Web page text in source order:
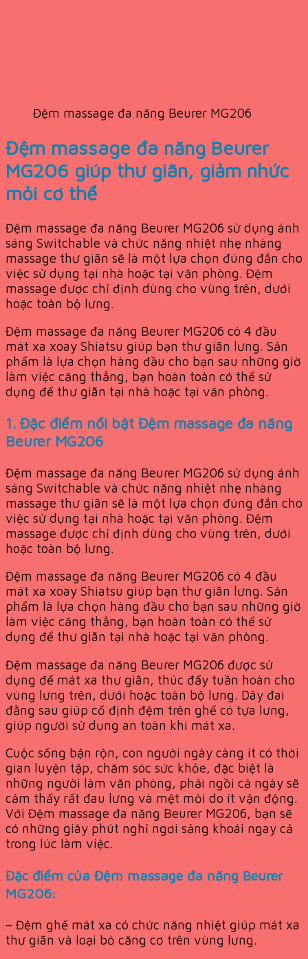
Đệm massage đa năng Beurer MG206
Đệm massage đa năng Beurer
MG206 giúp thư giãn, giảm nhức
mỏi cơ thể
Đệm massage đa năng Beurer MG206 sử dụng ánh
sáng Switchable và chức năng nhiệt nhẹ nhàng
massage thư giãn sẽ là một lựa chọn đúng đắn cho
việc sử dụng tại nhà hoặc tại văn phòng. Đệm
massage được chỉ định dùng cho vùng trên, dưới
hoặc toàn bộ lưng.
Đệm massage đa năng Beurer MG206 có 4 đầu
mát xa xoay Shiatsu giúp bạn thư giãn lưng. Sản
phẩm là lựa chọn hàng đầu cho bạn sau những giờ
làm việc căng thẳng, bạn hoàn toàn có thể sử
dụng để thư giãn tại nhà hoặc tại văn phòng.
1. Đặc điểm nổi bật Đệm massage đa năng
Beurer MG206
Đệm massage đa năng Beurer MG206 sử dụng ánh
sáng Switchable và chức năng nhiệt nhẹ nhàng
massage thư giãn sẽ là một lựa chọn đúng đắn cho
việc sử dụng tại nhà hoặc tại văn phòng. Đệm
massage được chỉ định dùng cho vùng trên, dưới
hoặc toàn bộ lưng.
Đệm massage đa năng Beurer MG206 có 4 đầu
mát xa xoay Shiatsu giúp bạn thư giãn lưng. Sản
phẩm là lựa chọn hàng đầu cho bạn sau những giờ
làm việc căng thẳng, bạn hoàn toàn có thể sử
dụng để thư giãn tại nhà hoặc tại văn phòng.
Đệm massage đa năng Beurer MG206 được sử
dụng để mát xa thư giãn, thúc đẩy tuần hoàn cho
vùng lưng trên, dưới hoặc toàn bộ lưng. Dây đai
đằng sau giúp cố định đệm trên ghế có tựa lưng,
giúp người sử dụng an toàn khi mát xa.
Cuộc sống bận rộn, con người ngày càng ít có thời
gian luyện tập, chăm sóc sức khỏe, đặc biệt là
những người làm văn phòng, phải ngồi cả ngày sẽ
cảm thấy rất đau lưng và mệt mỏi do ít vận động.
Với Đệm massage đa năng Beurer MG206, bạn sẽ
có những giây phút nghỉ ngơi sảng khoái ngay cả
trong lúc làm việc.
Đặc điểm của Đệm massage đa năng Beurer
MG206:
– Đệm ghế mát xa có chức năng nhiệt giúp mát xa
thư giãn và loại bỏ căng cơ trên vùng lưng.